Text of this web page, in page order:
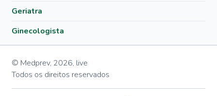
Geriatra
Ginecologista
© Medprev, 2026, live
Todos os direitos reservados